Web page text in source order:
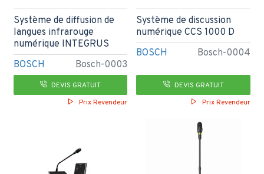
BOSCH Bosch-0003
Système de diffusion de
langues infrarouge
numérique INTEGRUS
DEVIS GRATUIT
Prix Revendeur
BOSCH Bosch-0004
Système de discussion
numérique CCS 1000 D
DEVIS GRATUIT
Prix Revendeur